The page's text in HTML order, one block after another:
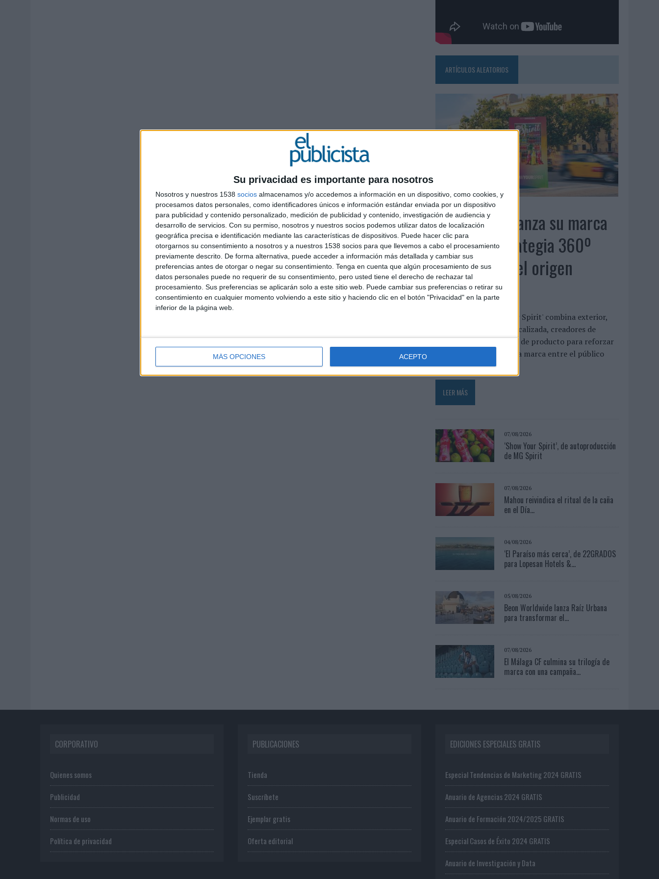
Su privacidad es importante para nosotros
Nosotros y nuestros 1538 socios almacenamos y/o accedemos a información en un dispositivo, como cookies, y
procesamos datos personales, como identificadores únicos e información estándar enviada por un dispositivo
para publicidad y contenido personalizado, medición de publicidad y contenido, investigación de audiencia y
desarrollo de servicios. Con su permiso, nosotros y nuestros socios podemos utilizar datos de localización
geográfica precisa e identificación mediante las características de dispositivos. Puede hacer clic para
otorgarnos su consentimiento a nosotros y a nuestros 1538 socios para que llevemos a cabo el procesamiento
previamente descrito. De forma alternativa, puede acceder a información más detallada y cambiar sus
preferencias antes de otorgar o negar su consentimiento. Tenga en cuenta que algún procesamiento de sus
datos personales puede no requerir de su consentimiento, pero usted tiene el derecho de rechazar tal
procesamiento. Sus preferencias se aplicarán solo a este sitio web. Puede cambiar sus preferencias o retirar su
consentimiento en cualquier momento volviendo a este sitio y haciendo clic en el botón "Privacidad" en la parte
inferior de la página web.
MÁS OPCIONES ACEPTO
ARTÍCULOS ALEATORIOS
07/08/2026
MG Spirit relanza su marca
con una estrategia 360º
centrada en el origen
barcelonés
La campaña 'Show Your Spirit' combina exterior,
publicidad digital geolocalizada, creadores de
contenido e innovación de producto para reforzar
el posicionamiento de la marca entre el público
joven ...
LEER MÁS
07/08/2026
‘Show Your Spirit’, de autoproducción
de MG Spirit
07/08/2026
Mahou reivindica el ritual de la caña
en el Día...
04/08/2026
‘El Paraíso más cerca’, de 22GRADOS
para Lopesan Hotels &...
05/08/2026
Beon Worldwide lanza Raíz Urbana
para transformar el...
07/08/2026
El Málaga CF culmina su trilogía de
marca con una campaña...
CORPORATIVO
Quienes somos
Publicidad
Normas de uso
Política de privacidad
PUBLICACIONES
Tienda
Suscríbete
Ejemplar gratis
Oferta editorial
EDICIONES ESPECIALES GRATIS
Especial Tendencias de Marketing 2024 GRATIS
Anuario de Agencias 2024 GRATIS
Anuario de Formación 2024/2025 GRATIS
Especial Casos de Éxito 2024 GRATIS
Anuario de Investigación y Data